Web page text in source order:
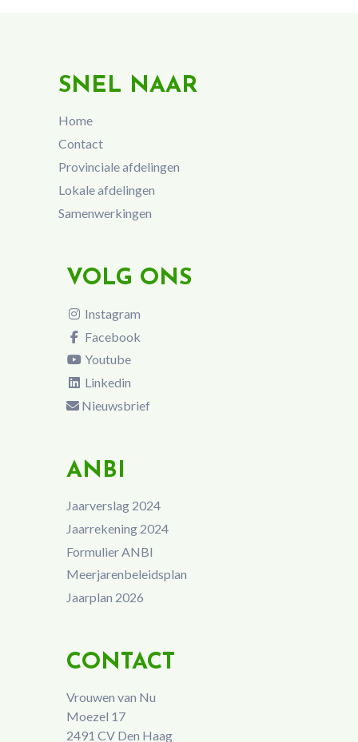
SNEL NAAR
Home
Contact
Provinciale afdelingen
Lokale afdelingen
Samenwerkingen
VOLG ONS
Instagram
Facebook
Youtube
Linkedin
Nieuwsbrief
ANBI
Jaarverslag 2024
Jaarrekening 2024
Formulier ANBI
Meerjarenbeleidsplan
Jaarplan 2026
CONTACT
Vrouwen van Nu
Moezel 17
2491 CV Den Haag